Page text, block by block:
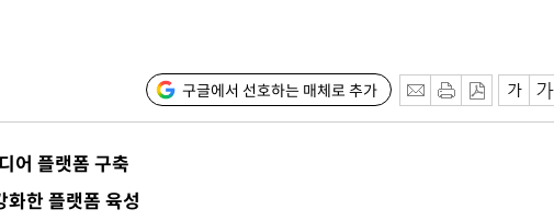
계속[다음
겨드려 죄
구글에서 선호하는 매체로 추가
어 플랫폼 구축
한 플랫폼 육성